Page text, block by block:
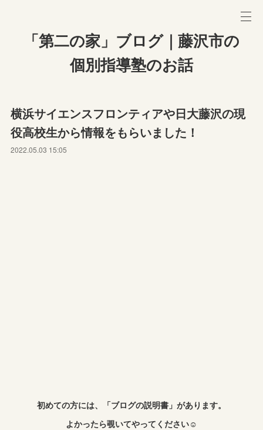
「第二の家」ブログ｜藤沢市の
個別指導塾のお話
横浜サイエンスフロンティアや日大藤沢の現
役高校生から情報をもらいました！
2022.05.03 15:05
初めての方には、「ブログの説明書」があります。
よかったら覗いてやってください☺︎